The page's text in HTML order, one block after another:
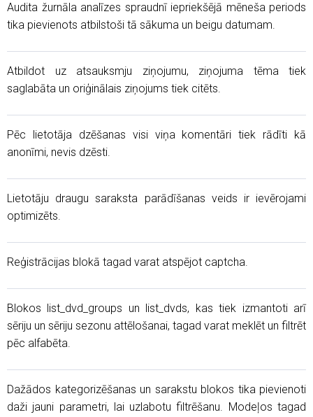
Audita žurnāla analīzes spraudnī iepriekšējā mēneša periods
tika pievienots atbilstoši tā sākuma un beigu datumam.
Atbildot uz atsauksmju ziņojumu, ziņojuma tēma tiek
saglabāta un oriģinālais ziņojums tiek citēts.
Pēc lietotāja dzēšanas visi viņa komentāri tiek rādīti kā
anonīmi, nevis dzēsti.
Lietotāju draugu saraksta parādīšanas veids ir ievērojami
optimizēts.
Reģistrācijas blokā tagad varat atspējot captcha.
Blokos list_dvd_groups un list_dvds, kas tiek izmantoti arī
sēriju un sēriju sezonu attēlošanai, tagad varat meklēt un filtrēt
pēc alfabēta.
Dažādos kategorizēšanas un sarakstu blokos tika pievienoti
daži jauni parametri, lai uzlabotu filtrēšanu. Modeļos tagad